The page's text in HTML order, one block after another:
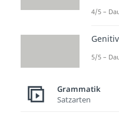
4/5 –
5/5 –
Grammatik
Satzarten